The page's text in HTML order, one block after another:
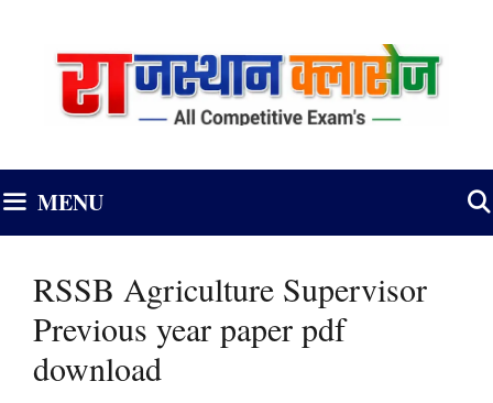
MENU
RSSB Agriculture Supervisor
Previous year paper pdf
download